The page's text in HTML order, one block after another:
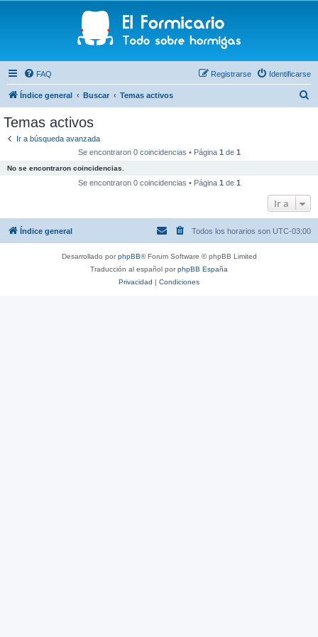
FAQ Identificarse
Registrarse
Índice general Buscar Temas activos
Temas activos
Ir a búsqueda avanzada
Se encontraron 0 coincidencias • Página 1 de 1
No se encontraron coincidencias.
Se encontraron 0 coincidencias • Página 1 de 1
Ir a
Índice general Todos los horarios son UTC-03:00
Desarrollado porphpBB® Forum Software © phpBB Limited
Traducción al español porphpBB España
Privacidad | Condiciones